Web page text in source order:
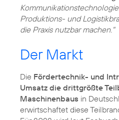
Produktions- und
die Praxis nutzbar machen."
Der Markt
Die Fördertechnik- und
Umsatz die drittgrößte
Maschinenbaus in
erwirtschaftet diese